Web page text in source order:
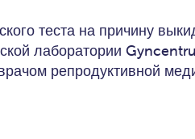
теста на причину
лаборатории
репродуктивной